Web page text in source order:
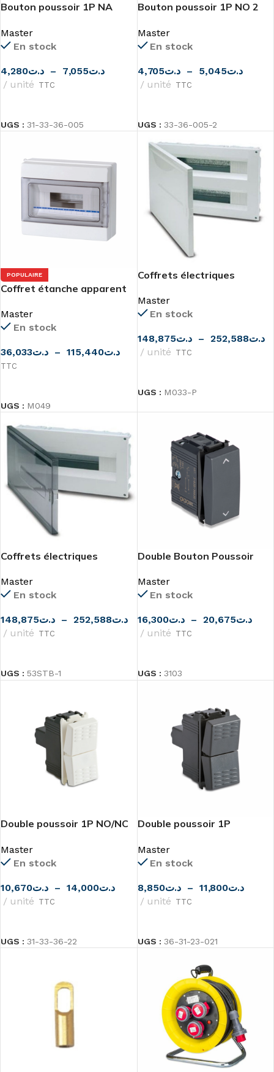
Bouton poussoir 1P NA
Master
En stock
د.ت4,280 – د.ت7,055
unité TTC
UGS : 31-33-36-005
Bouton poussoir 1P NO 2
Master
En stock
د.ت4,705 – د.ت5,045
unité TTC
UGS : 33-36-005-2
POPULAIRE
Coffret étanche apparent
Master
En stock
د.ت36,033 – د.ت115,440
TTC
UGS : M049
Coffrets électriques
Master
Master
En stock
د.ت148,875 – د.ت252,588
unité TTC
UGS : M033-P
Coffrets électriques
Master
Master
En stock
د.ت148,875 – د.ت252,588
unité TTC
UGS : 53STB-1
Double Bouton Poussoir
Master
En stock
د.ت16,300 – د.ت20,675
unité TTC
UGS : 3103
Double poussoir 1P NO/NC
MASTER
Master
En stock
د.ت10,670 – د.ت14,000
unité TTC
UGS : 31-33-36-22
Double poussoir 1P
MASTER
Master
En stock
د.ت8,850 – د.ت11,800
unité TTC
UGS : 36-31-23-021